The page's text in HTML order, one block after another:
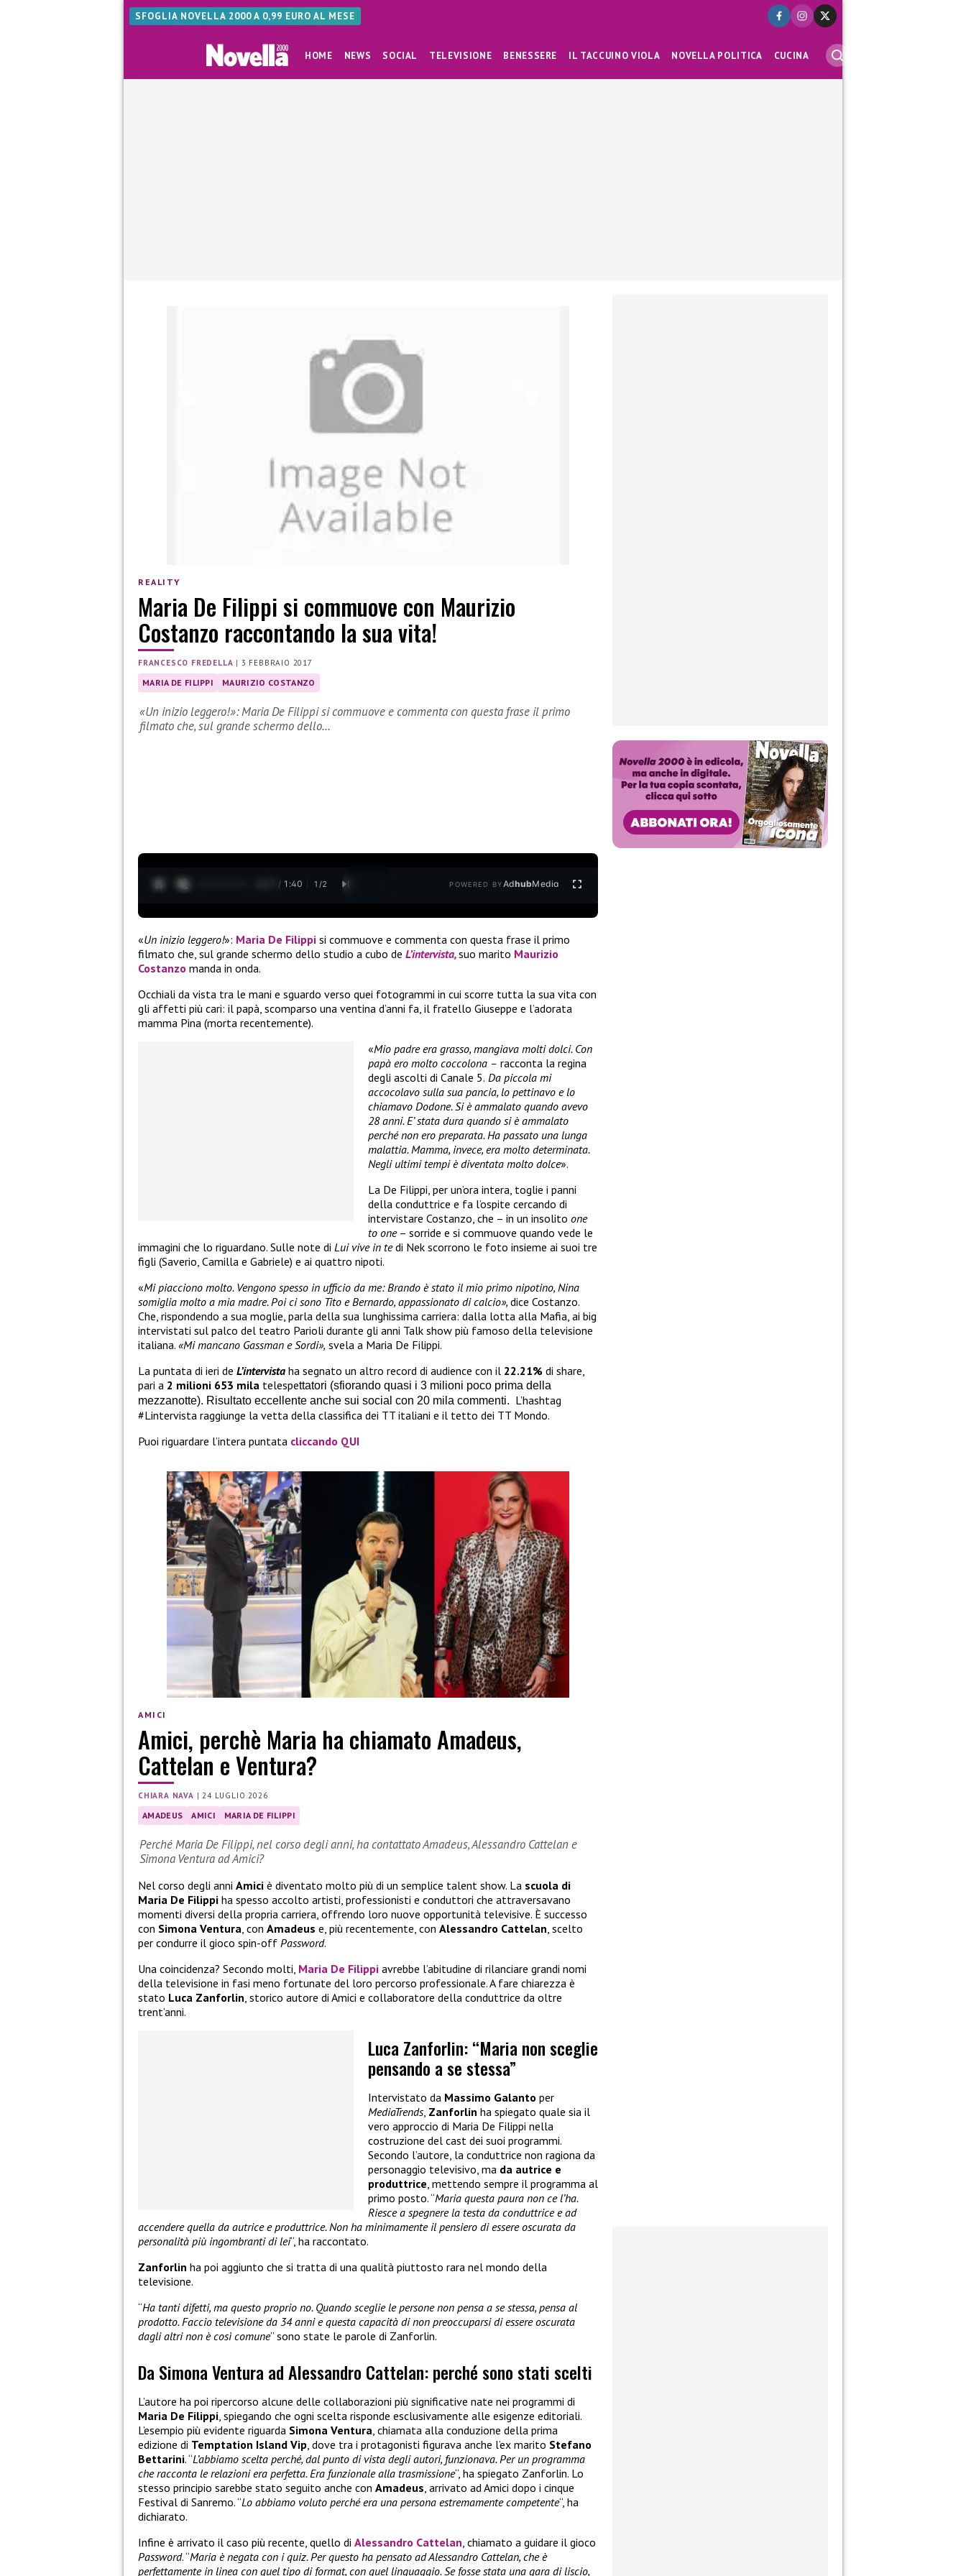
SFOGLIA NOVELLA 2000 A 0,99 EURO AL MESE
HOME NEWS SOCIAL TELEVISIONE BENESSERE IL TACCUINO VIOLA NOVELLA POLITICA CUCINA
REALITY
Maria De Filippi si commuove con Maurizio
Costanzo raccontando la sua vita!
FRANCESCO FREDELLA | 3 FEBBRAIO 2017
MARIA DE FILIPPI MAURIZIO COSTANZO
«Un inizio leggero!»: Maria De Filippi si commuove e commenta con questa frase il primo
filmato che, sul grande schermo dello…
0:28 / 1:40 1 /2 POWERED BYAdhubMedia
«Un inizio leggero!»: Maria De Filippi si commuove e commenta con questa frase il primo
filmato che, sul grande schermo dello studio a cubo de L’intervista, suo marito Maurizio
Costanzo manda in onda.
Occhiali da vista tra le mani e sguardo verso quei fotogrammi in cui scorre tutta la sua vita con
gli affetti più cari: il papà, scomparso una ventina d’anni fa, il fratello Giuseppe e l’adorata
mamma Pina (morta recentemente).
«Mio padre era grasso, mangiava molti dolci. Con
papà ero molto coccolona – racconta la regina
degli ascolti di Canale 5. Da piccola mi
accocolavo sulla sua pancia, lo pettinavo e lo
chiamavo Dodone. Si è ammalato quando avevo
28 anni. E’ stata dura quando si è ammalato
perché non ero preparata. Ha passato una lunga
malattia. Mamma, invece, era molto determinata.
Negli ultimi tempi è diventata molto dolce».
La De Filippi, per un’ora intera, toglie i panni
della conduttrice e fa l’ospite cercando di
intervistare Costanzo, che – in un insolito one
to one– sorride e si commuove quando vede le
immagini che lo riguardano. Sulle note di Lui vive in tedi Nek scorrono le foto insieme ai suoi tre
figli (Saverio, Camilla e Gabriele) e ai quattro nipoti.
«Mi piacciono molto. Vengono spesso in ufficio da me: Brando è stato il mio primo nipotino, Nina
somiglia molto a mia madre. Poi ci sono Tito e Bernardo, appassionato di calcio», dice Costanzo.
Che, rispondendo a sua moglie, parla della sua lunghissima carriera: dalla lotta alla Mafia, ai big
intervistati sul palco del teatro Parioli durante gli anni Talk show più famoso della televisione
italiana. «Mi mancano Gassman e Sordi», svela a Maria De Filippi.
La puntata di ieri de L’intervista ha segnato un altro record di audience con il 22.21% di share,
pari a 2 milioni 653 mila telespettatori (sfiorando quasi i 3 milioni poco prima della
mezzanotte). Risultato eccellente anche sui social con 20 mila commenti. L’hashtag
#Lintervista raggiunge la vetta della classifica dei TT italiani e il tetto dei TT Mondo.
Puoi riguardare l’intera puntata cliccando QUI
AMICI
Amici, perchè Maria ha chiamato Amadeus,
Cattelan e Ventura?
CHIARA NAVA |24 LUGLIO 2026
AMADEUS AMICI MARIA DE FILIPPI
Perché Maria De Filippi, nel corso degli anni, ha contattato Amadeus, Alessandro Cattelan e
Simona Ventura ad Amici?
Nel corso degli anni Amici è diventato molto più di un semplice talent show. La scuola di
Maria De Filippi ha spesso accolto artisti, professionisti e conduttori che attraversavano
momenti diversi della propria carriera, offrendo loro nuove opportunità televisive. È successo
con Simona Ventura , con Amadeus e, più recentemente, con Alessandro Cattelan , scelto
per condurre il gioco spin-off Password.
Una coincidenza? Secondo molti, Maria De Filippi avrebbe l’abitudine di rilanciare grandi nomi
della televisione in fasi meno fortunate del loro percorso professionale. A fare chiarezza è
stato Luca Zanforlin , storico autore di Amici e collaboratore della conduttrice da oltre
trent’anni.
Luca Zanforlin: “Maria non sceglie
pensando a se stessa”
Intervistato da Massimo Galanto per
MediaTrends, Zanforlin ha spiegato quale sia il
vero approccio di Maria De Filippi nella
costruzione del cast dei suoi programmi.
Secondo l’autore, la conduttrice non ragiona da
personaggio televisivo, ma da autrice e
produttrice, mettendo sempre il programma al
primo posto. “Maria questa paura non ce l’ha.
Riesce a spegnere la testa da conduttrice e ad
accendere quella da autrice e produttrice. Non ha minimamente il pensiero di essere oscurata da
personalità più ingombranti di lei“, ha raccontato.
Zanforlin ha poi aggiunto che si tratta di una qualità piuttosto rara nel mondo della
televisione.
“Ha tanti difetti, ma questo proprio no. Quando sceglie le persone non pensa a se stessa, pensa al
prodotto. Faccio televisione da 34 anni e questa capacità di non preoccuparsi di essere oscurata
dagli altri non è così comune” sono state le parole di Zanforlin.
Da Simona Ventura ad Alessandro Cattelan: perché sono stati scelti
L’autore ha poi ripercorso alcune delle collaborazioni più significative nate nei programmi di
Maria De Filippi, spiegando che ogni scelta risponde esclusivamente alle esigenze editoriali.
L’esempio più evidente riguarda Simona Ventura, chiamata alla conduzione della prima
edizione di Temptation Island Vip, dove tra i protagonisti figurava anche l’ex marito Stefano
Bettarini. “L’abbiamo scelta perché, dal punto di vista degli autori, funzionava. Per un programma
che racconta le relazioni era perfetta. Era funzionale alla trasmissione“, ha spiegato Zanforlin. Lo
stesso principio sarebbe stato seguito anche con Amadeus, arrivato ad Amici dopo i cinque
Festival di Sanremo. “Lo abbiamo voluto perché era una persona estremamente competente“, ha
dichiarato.
Infine è arrivato il caso più recente, quello di Alessandro Cattelan, chiamato a guidare il gioco
Password. “Maria è negata con i quiz. Per questo ha pensato ad Alessandro Cattelan, che è
perfettamente in linea con quel tipo di format, con quel linguaggio. Se fosse stata una gara di liscio,